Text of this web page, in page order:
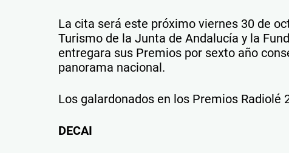
La cita será este próximo viernes 30 de
Turismo de la Junta de Andalucía y la
entregara sus Premios por sexto año
panorama nacional.
Los galardonados en los Premios Radiolé
DECAI